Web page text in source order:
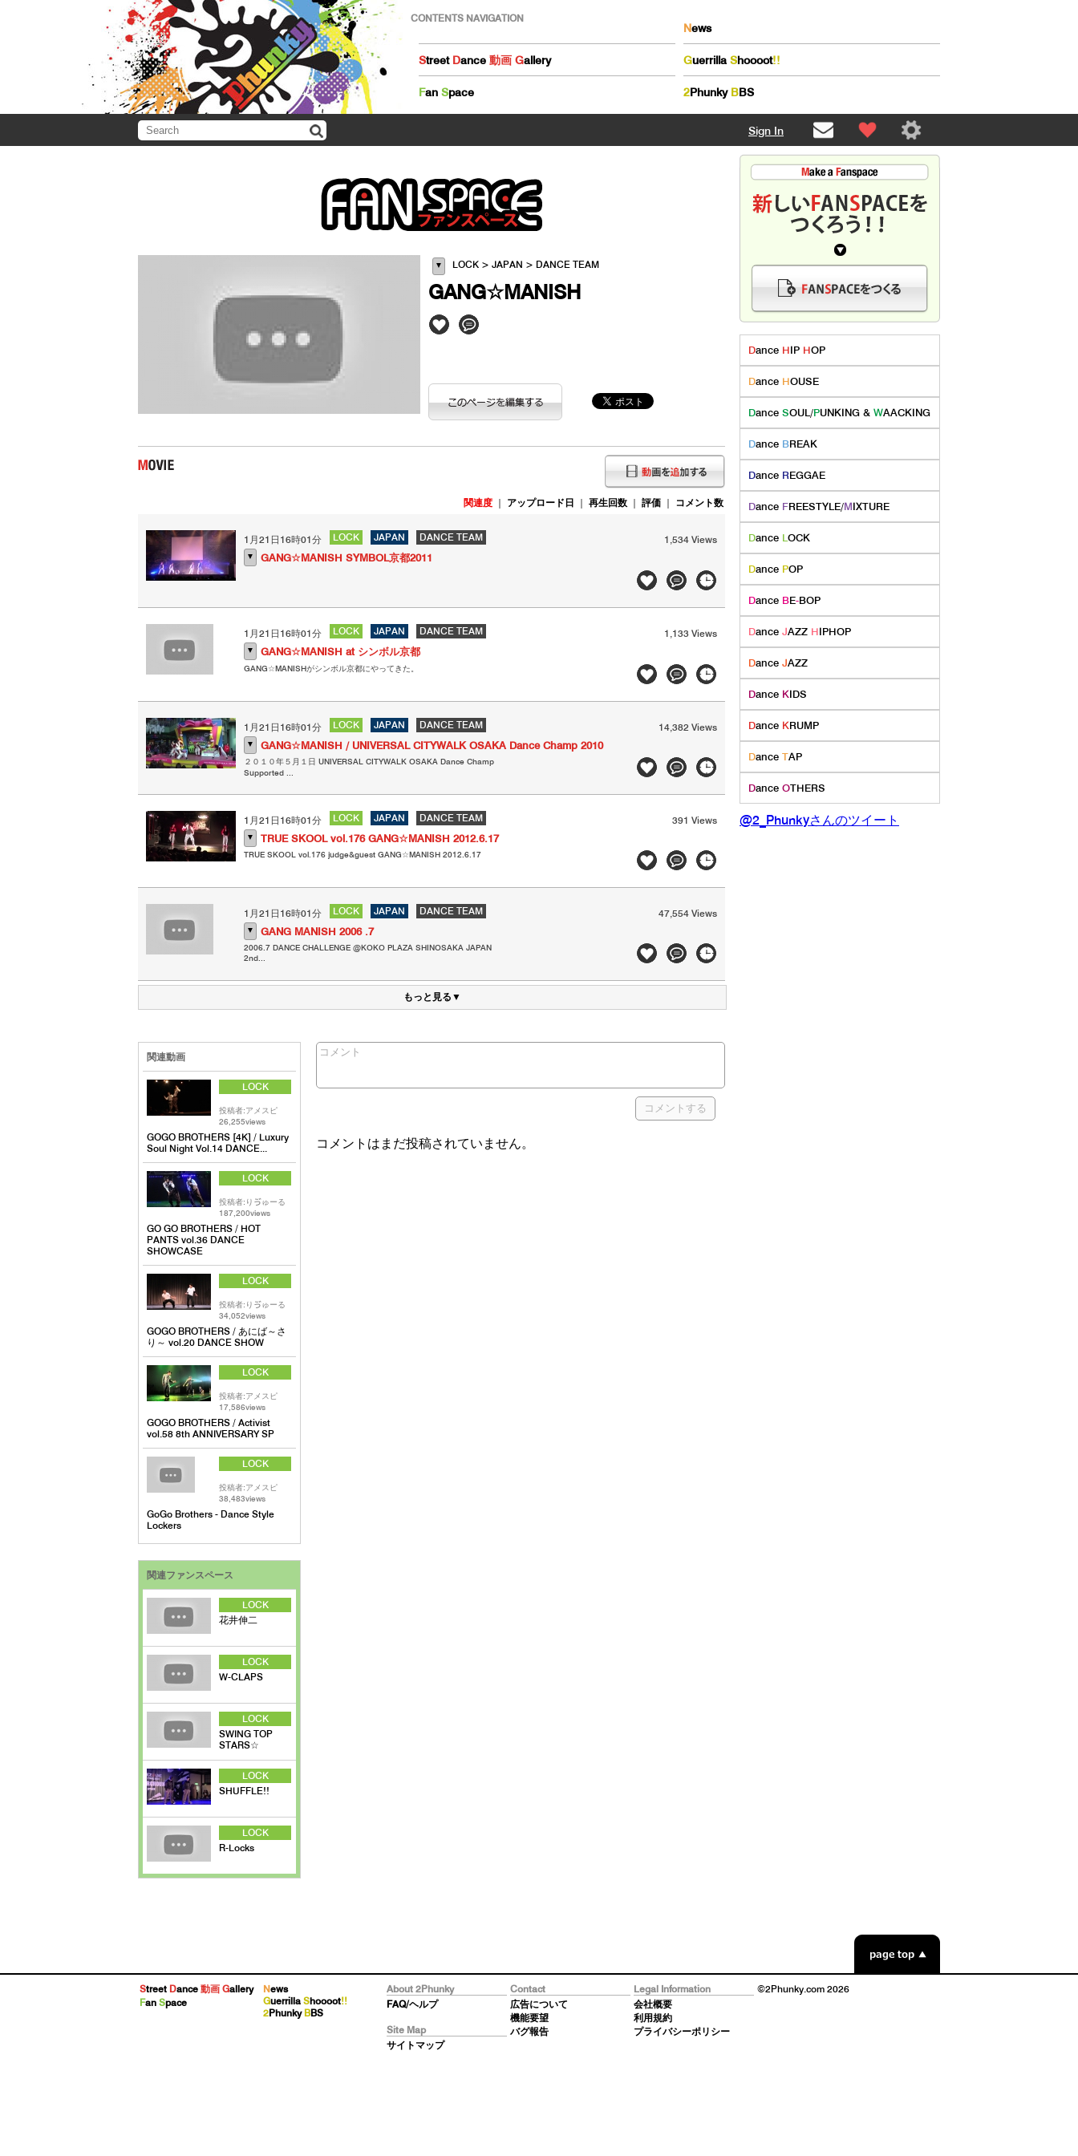
CONTENTS NAVIGATION
News
Street Dance 動画 Gallery Guerrilla Shoooot!!
Fan Space 2Phunky BBS
Sign In
▼ LOCK > JAPAN > DANCE TEAM
GANG☆MANISH
関連度 ｜ アップロード日 ｜ 再生回数 ｜ 評価 ｜ コメント数
1月21日16時01分 LOCK JAPAN DANCE TEAM 1,534 Views
▼ GANG☆MANISH SYMBOL京都2011
1月21日16時01分 LOCK JAPAN DANCE TEAM 1,133 Views
▼ GANG☆MANISH at シンボル京都
GANG☆MANISHがシンボル京都にやってきた。
1月21日16時01分 LOCK JAPAN DANCE TEAM 14,382 Views
▼ GANG☆MANISH / UNIVERSAL CITYWALK OSAKA Dance Champ 2010
２０１０年５月１日 UNIVERSAL CITYWALK OSAKA Dance Champ
Supported ...
1月21日16時01分 LOCK JAPAN DANCE TEAM 391 Views
▼ TRUE SKOOL vol.176 GANG☆MANISH 2012.6.17
TRUE SKOOL vol.176 judge&guest GANG☆MANISH 2012.6.17
1月21日16時01分 LOCK JAPAN DANCE TEAM 47,554 Views
▼ GANG MANISH 2006 .7
2006.7 DANCE CHALLENGE @KOKO PLAZA SHINOSAKA JAPAN
2nd...
もっと見る▼
関連動画
LOCK
投稿者:アメスピ
26,255views
GOGO BROTHERS [4K] / Luxury
Soul Night Vol.14 DANCE...
LOCK
投稿者:りゔゅーる
187,200views
GO GO BROTHERS / HOT
PANTS vol.36 DANCE
SHOWCASE
LOCK
投稿者:りゔゅーる
34,052views
GOGO BROTHERS / あにば～さ
り～ vol.20 DANCE SHOW
LOCK
投稿者:アメスピ
17,586views
GOGO BROTHERS / Activist
vol.58 8th ANNIVERSARY SP
LOCK
投稿者:アメスピ
38,483views
GoGo Brothers - Dance Style
Lockers
関連ファンスペース
LOCK
花井伸二
LOCK
W-CLAPS
LOCK
SWING TOP
STARS☆
LOCK
SHUFFLE!!
LOCK
R-Locks
コメント
コメントはまだ投稿されていません。
Dance HIP HOP
Dance HOUSE
Dance SOUL/PUNKING & WAACKING
Dance BREAK
Dance REGGAE
Dance FREESTYLE/MIXTURE
Dance LOCK
Dance POP
Dance BE-BOP
Dance JAZZ HIPHOP
Dance JAZZ
Dance KIDS
Dance KRUMP
Dance TAP
Dance OTHERS
@2_Phunkyさんのツイート
Street Dance 動画 Gallery
Fan Space
News
Guerrilla Shoooot!!
2Phunky BBS
About 2Phunky
FAQ/ヘルプ
Site Map
サイトマップ
Contact
広告について
機能要望
バグ報告
Legal Information
会社概要
利用規約
プライバシーポリシー
©2Phunky.com 2026